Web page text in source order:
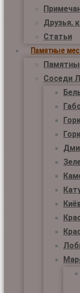
Друзья,
Статьи
Памятные
Соседи